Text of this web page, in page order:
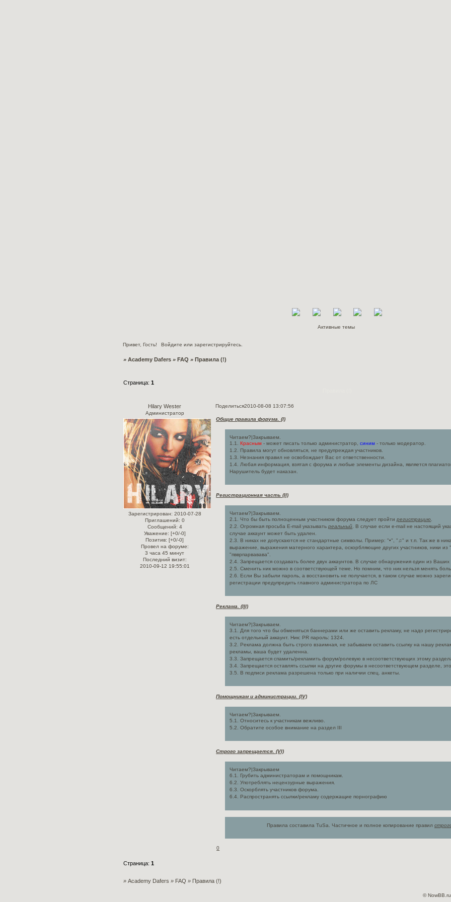
Активные темы
Привет, Гость! Войдите или зарегистрируйтесь
»Academy Dafers » FAQ » Правила (!)
Страница:1
Поделиться2010-08-08 13:07:56
Hilary Wester
Администратор
Зарегистрирован: 2010-07-28
Приглашений: 0
Сообщений: 4
Уважение: [+0/-0]
Позитив: [+0/-0]
Провел на форуме:
3 часа 45 минут
Последний визит:
2010-09-12 19:55:01
Общие правила форума. (I)
Читаем?|Закрываем.
1.1.Красным - может писать только администратор,синим - только модератор.
1.2. Правила могут обновляться, не предупреждая участников.
1.3. Незнания правил не освобождает Вас от ответственности.
1.4. Любая информация, взятая с форума и любые элементы дизайна, является
Нарушитель будет наказан.
Регистрационная часть (II)
Читаем?|Закрываем.
2.1. Что бы быть полноценным участником форума следует пройтирегистрацию
2.2. Огромная просьба E-mail указыватьреальный . В случае если e-mail не настоящий
случае аккаунт может быть удален.
2.3. В никах не допускаются не стандартные символы. Пример: "•", "♫" и т.п. Так же в
выражение, выражения матерного характера, оскорбляющие других участников, ники из
"пвврпарвавава".
2.4. Запрещается создавать более двух аккаунтов. В случае обнаружения один из Ваших
2.5. Сменить ник можно в соответствующей теме. Но помним, что ник нельзя менять
2.6. Если Вы забыли пароль, а восстановить не получается, в таком случае можно
регистрации предупредить главного администратора по ЛС
Реклама. (III)
Читаем?|Закрываем.
3.1. Для того что бы обменяться баннерами или же оставить рекламу, не надо
есть отдельный аккаунт. Ник: PR пароль: 1324.
3.2. Реклама должна быть строго взаимная, не забываем оставить ссылку на нашу
рекламы, ваша будет удаленна.
3.3. Запрещается спамить/рекламить форум/ролевую в несоответствующих этому
3.4. Запрещается оставлять ссылки на другие форумы в несоответствующем разделе, это
3.5. В подписи реклама разрешена только при наличии спец. анкеты.
Помощникам и администрации. (IV)
Читаем?|Закрываем.
5.1. Относитесь к участникам вежливо.
5.2. Обратите особое внимание на раздел III
Строго запрещается. (VI)
Читаем?|Закрываем
6.1. Грубить администраторам и помощникам.
6.2. Употреблять нецензурные выражения.
6.3. Оскорблять участников форума.
6.4. Распространять ссылки/рекламу содержащие порнографию
Правила составила TuSa. Частичное и полное копирование правил
0
Страница:1
»Academy Dafers » FAQ » Правила (!)
©NowBB.ru